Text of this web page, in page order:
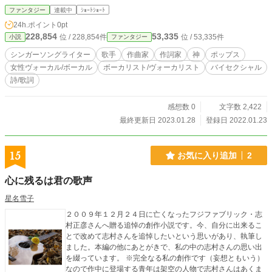
ば、YouTubeで打ち込みで完成させた曲をアップロードする
ファンタジー 連載中 ｼｮｰﾄｼｮｰﾄ
24h.ポイント 0pt
小説 228,854 位 / 228,854件 ファンタジー 53,335 位 / 53,335件
シンガーソングライター 歌手 作曲家 作詞家 神
ポップス
女性ヴォーカル/ボーカル
ボーカリスト/ヴォーカリスト
バイセクシャル
詩/歌詞
感想数 0
文字数 2,422
最終更新日 2023.01.28
登録日 2022.01.23
15 お気に入り追加 2
心に残るは君の歌声
星名雪子
２００９年１２月２４日に亡くなったフジファブリック・志
村正彦さんへ贈る追悼の創作小説です。今、自分に出来るこ
とで改めて志村さんを追悼したいという思いがあり、執筆し
ました。本編の他にあとがきで、私の中の志村さんの思い出
を綴っています。 ※完全なる私の創作です（妄想ともいう）
なので作中に登場する青年は架空の人物で志村さんはあくま